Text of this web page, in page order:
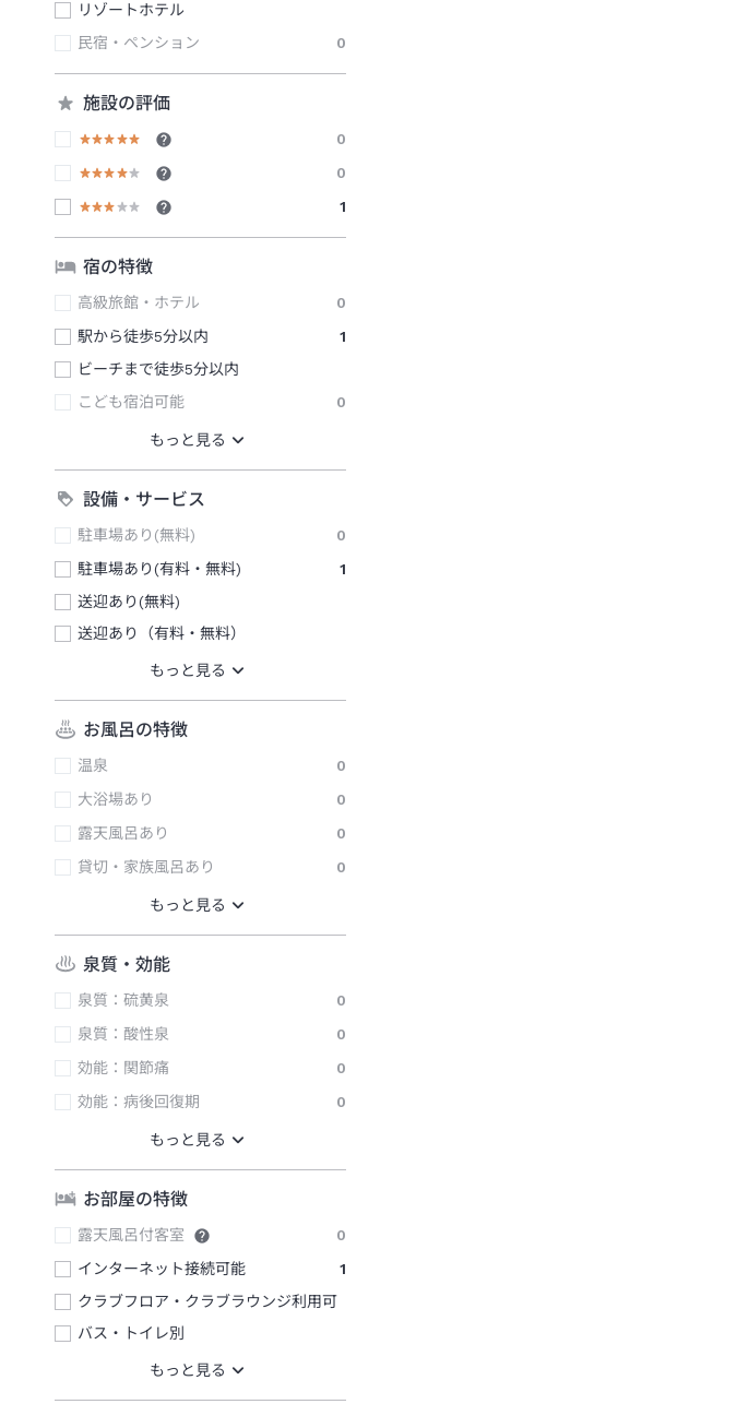
リゾートホテル
民宿・ペンション
0
施設の評価
0
0
1
宿の特徴
高級旅館・ホテル
0
駅から徒歩5分以内
1
ビーチまで徒歩5分以内
こども宿泊可能
0
設備・サービス
駐車場あり(無料)
0
駐車場あり(有料・無料)
1
送迎あり(無料)
送迎あり（有料・無料）
お風呂の特徴
温泉
0
大浴場あり
0
露天風呂あり
0
貸切・家族風呂あり
0
泉質・効能
泉質：硫黄泉
0
泉質：酸性泉
0
効能：関節痛
0
効能：病後回復期
0
お部屋の特徴
露天風呂付客室
0
インターネット接続可能
1
クラブフロア・クラブラウンジ利用可
バス・トイレ別